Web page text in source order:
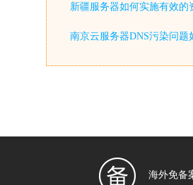
新疆服务器如何实施有效的
南京云服务器DNS污染问题
海外免备